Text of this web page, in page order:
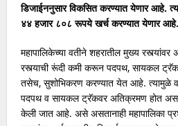
डिजाईननुसार विकसित करण्यात येणार आहे.
४४ हजार ८०८ रूपये खर्च करण्यात येणार आहे.
महापालिकेच्या वतीने शहरातील मुख्य रस्त्यांवर
रस्त्याची रूंदी कमी करून पदपथ, सायकल
तसेच, सुशोभिकरण करण्यात येत आहे. त्यामुळे
पदपथ व सायकल ट्रॅकवर अतिक्रमण होत
केली जात आहे. असे असतानाही महापालिका